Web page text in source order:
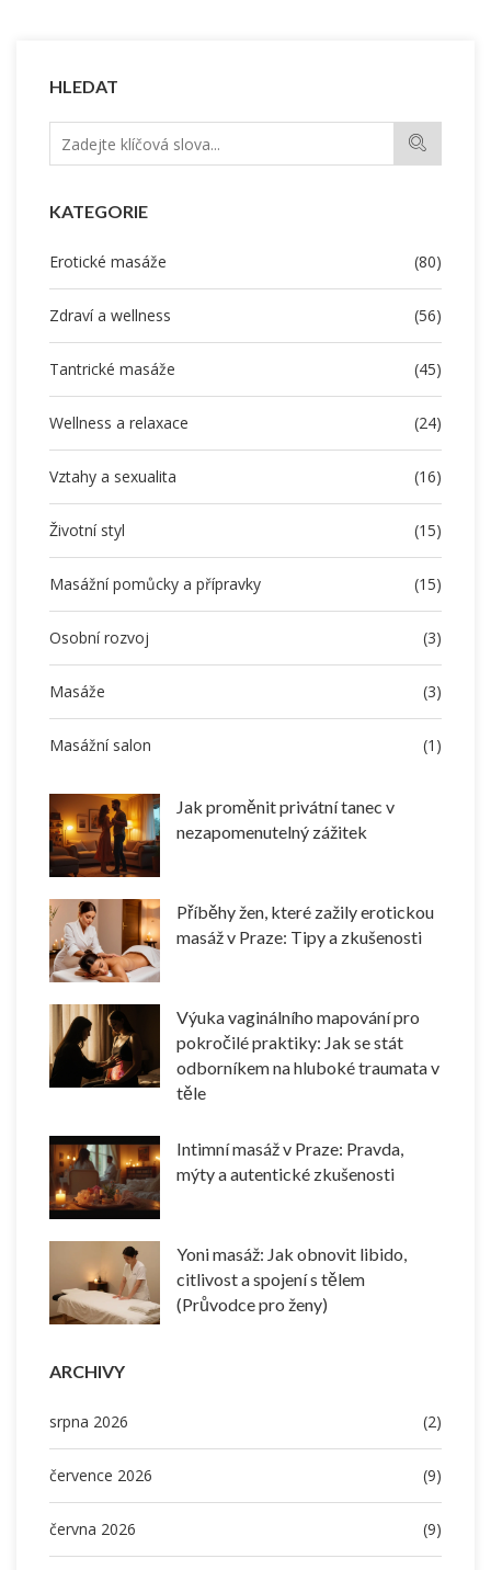
HLEDAT
KATEGORIE
Erotické masáže (80)
Zdraví a wellness (56)
Tantrické masáže (45)
Wellness a relaxace (24)
Vztahy a sexualita (16)
Životní styl (15)
Masážní pomůcky a přípravky (15)
Osobní rozvoj (3)
Masáže (3)
Masážní salon (1)
Jak proměnit privátní tanec v
nezapomenutelný zážitek
Příběhy žen, které zažily erotickou
masáž v Praze: Tipy a zkušenosti
Výuka vaginálního mapování pro
pokročilé praktiky: Jak se stát
odborníkem na hluboké traumata v
těle
Intimní masáž v Praze: Pravda,
mýty a autentické zkušenosti
Yoni masáž: Jak obnovit libido,
citlivost a spojení s tělem
(Průvodce pro ženy)
ARCHIVY
srpna 2026 (2)
července 2026 (9)
června 2026 (9)